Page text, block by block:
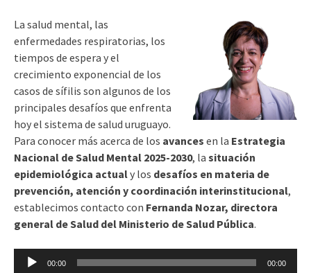
La salud mental, las
enfermedades respiratorias, los
tiempos de espera y el
crecimiento exponencial de los
casos de sífilis son algunos de los
principales desafíos que enfrenta
hoy el sistema de salud uruguayo.
Para conocer más acerca de los avances en la Estrategia
Nacional de Salud Mental 2025-2030, la situación
epidemiológica actualy los desafíos en materia de
prevención, atención y coordinación interinstitucional,
establecimos contacto con Fernanda Nozar, directora
general de Salud del Ministerio de Salud Pública.
Reproductor
00:00 00:00